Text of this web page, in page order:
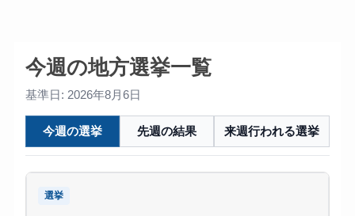
今週の地方選挙一覧
基準日: 2026年8月6日
今週の選挙 先週の結果 来週行われる選挙
選挙